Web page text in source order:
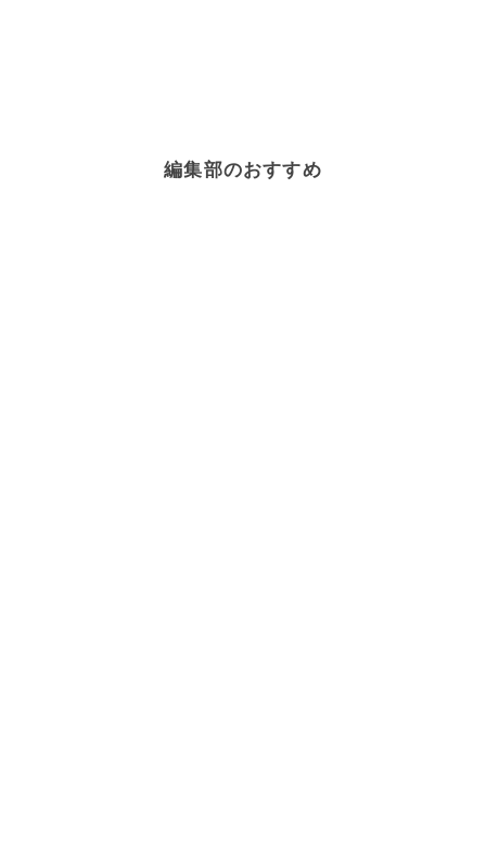
編集部のおすすめ